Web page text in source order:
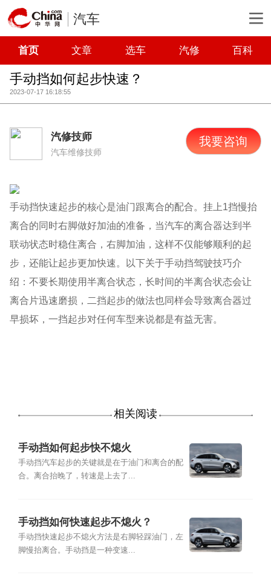
汽车
首页 文章 选车 汽修 百科
手动挡如何起步快速？
2023-07-17 16:18:55
汽修技师
汽车维修技师
我要咨询
手动挡快速起步的核心是油门跟离合的配合。挂上1挡慢抬
离合的同时右脚做好加油的准备，当汽车的离合器达到半
联动状态时稳住离合，右脚加油，这样不仅能够顺利的起
步，还能让起步更加快速。以下关于手动挡驾驶技巧介
绍：不要长期使用半离合状态，长时间的半离合状态会让
离合片迅速磨损，二挡起步的做法也同样会导致离合器过
早损坏，一挡起步对任何车型来说都是有益无害。
相关阅读
手动挡如何起步快不熄火
手动挡汽车起步的关键就是在于油门和离合的配
合。离合抬晚了，转速是上去了...
手动挡如何快速起步不熄火？
手动挡快速起步不熄火方法是右脚轻踩油门，左
脚慢抬离合。手动挡是一种变速...